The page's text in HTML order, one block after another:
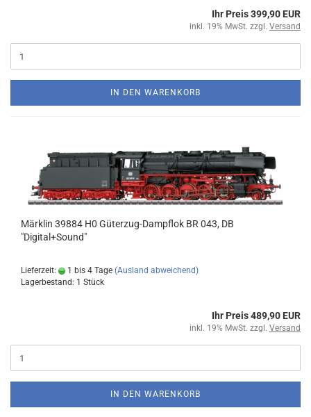
Ihr Preis 399,90 EUR
inkl. 19% MwSt. zzgl. Versand
IN DEN WARENKORB
Märklin 39884 H0 Güterzug-Dampflok BR 043, DB
"Digital+Sound"
Lieferzeit: 1 bis 4 Tage (Ausland abweichend)
Lagerbestand: 1 Stück
Ihr Preis 489,90 EUR
inkl. 19% MwSt. zzgl. Versand
IN DEN WARENKORB